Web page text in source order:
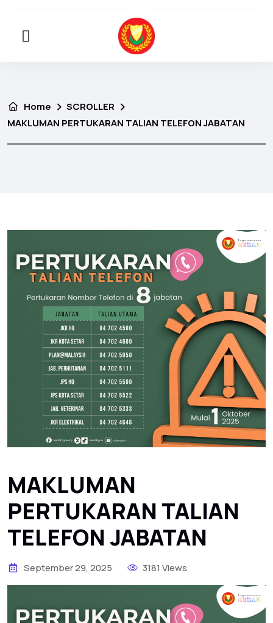
Home
SCROLLER
MAKLUMAN PERTUKARAN TALIAN TELEFON JABATAN
MAKLUMAN
PERTUKARAN TALIAN
TELEFON JABATAN
September 29, 2025 3181 Views